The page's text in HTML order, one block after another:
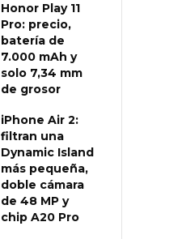
Honor Play 11
Pro: precio,
batería de
7.000 mAh y
solo 7,34 mm
de grosor
iPhone Air 2:
filtran una
Dynamic Island
más pequeña,
doble cámara
de 48 MP y
chip A20 Pro